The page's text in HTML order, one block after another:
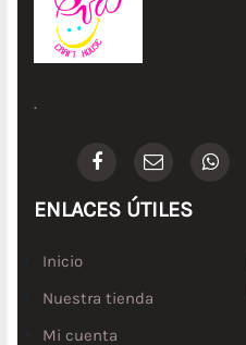
.
ENLACES ÚTILES
Inicio
Nuestra tienda
Mi cuenta